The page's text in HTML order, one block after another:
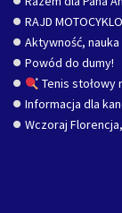
RAJD
Aktywność,
Powód do dumy!
Tenis stołowy
Informacja dla
Wczoraj